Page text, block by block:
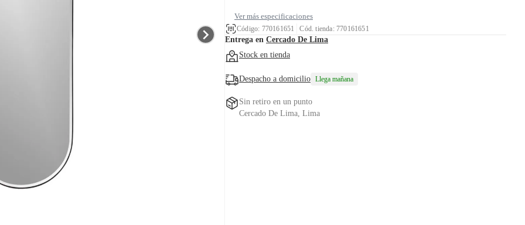
Ver más especificaciones
Código: 770161651 Cód. tienda: 770161651
Entrega en Cercado De Lima
Stock en tienda
Despacho a domicilio Llega mañana
Sin retiro en un punto
Cercado De Lima, Lima